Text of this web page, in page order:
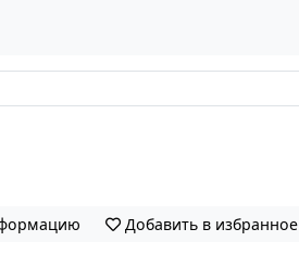
Добавить в избранное